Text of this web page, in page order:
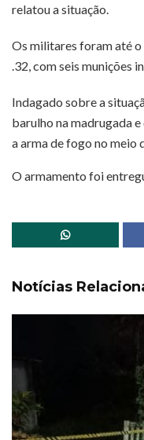
relatou a situação.
Os militares foram até
.32, com seis munições
Indagado sobre a
barulho na madrugada
a arma de fogo no meio
O armamento foi
Notícias